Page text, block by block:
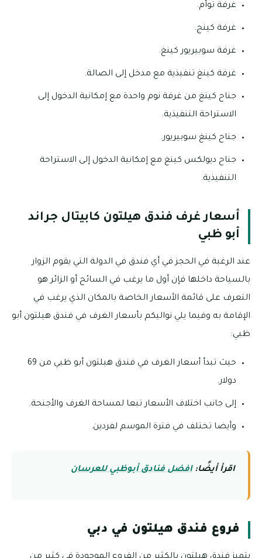
غرفة توأم.
غرفة كينج.
غرفة سوبيريور كينغ.
غرفة كينغ تنفيذية مع مدخل إلى الصالة.
جناح كينغ من غرفة نوم واحدة مع إمكانية الدخول إلى
الاستراحة التنفيذية.
جناح كينغ سوبيريور.
جناح ديولكس كينغ مع إمكانية الدخول إلى الاستراحة
التنفيذية.
أسعار غرف فندق هيلتون كابيتال جراند
أبو ظبي
عند الرغبة في الحجز في أي فندق في الدولة التي يقوم الزوار
بالسياحة داخلها فإن أول ما يرغب في السائح أو الزائر هو
التعرف على قائمة الأسعار الخاصة بالمكان الذي يرغب في
الإقامة به وفيما يلي نواليكم بأسعار الغرف في فندق هيلتون أبو
ظبي:
حيث تبدأ أسعار الغرف في فندق هيلتون أبو ظبي من 69
دولار.
إلى جانب اختلاف الأسعار تبعا لمساحة الغرف والأجنحة.
وأيضا تختلف في فترة الموسم لفردين.
اقرأ أيضًا:افضل فنادق أبوظبي للعرسان
فروع فندق هيلتون في دبي